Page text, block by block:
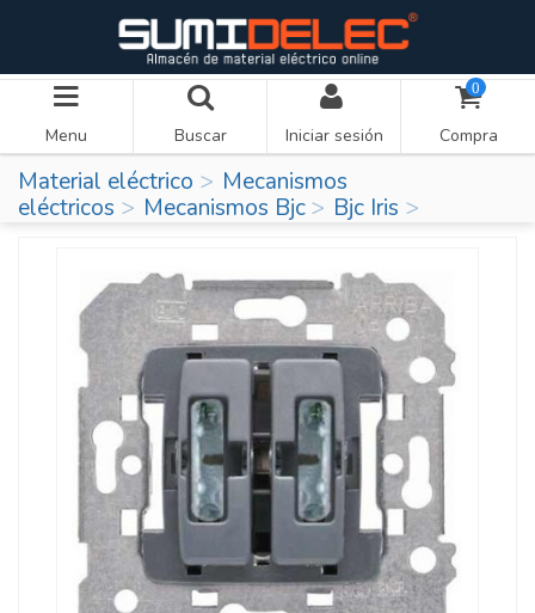
Menu Buscar Iniciar sesión
0
Compra
Material eléctrico
Mecanismos
eléctricos
Mecanismos Bjc Bjc Iris